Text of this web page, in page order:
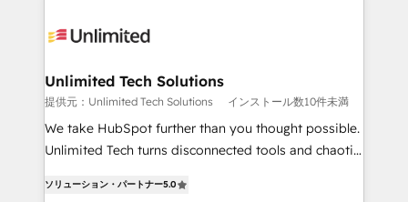
operational know-how. We know that no two
solutions. Instead, we dive in to understand your
needs, goals, and challenges to deliver solutions that
fit like a glove. We’re committed to being both
highly effective and fun to work with. We believe in
relationships. Your success is our success, and we’re
Unlimited Tech Solutions
提供元：Unlimited Tech Solutions インストール数10件未満
We take HubSpot further than you thought possible.
Unlimited Tech turns disconnected tools and chaotic
engine. We combine RevOps strategy with deep
ソリューション・パートナー5.0